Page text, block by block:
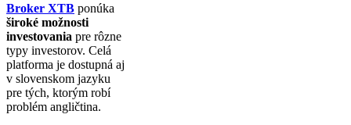
Broker XTB ponúka
široké možnosti
investovania pre rôzne
typy investorov. Celá
platforma je dostupná aj
v slovenskom jazyku
pre tých, ktorým robí
problém angličtina.